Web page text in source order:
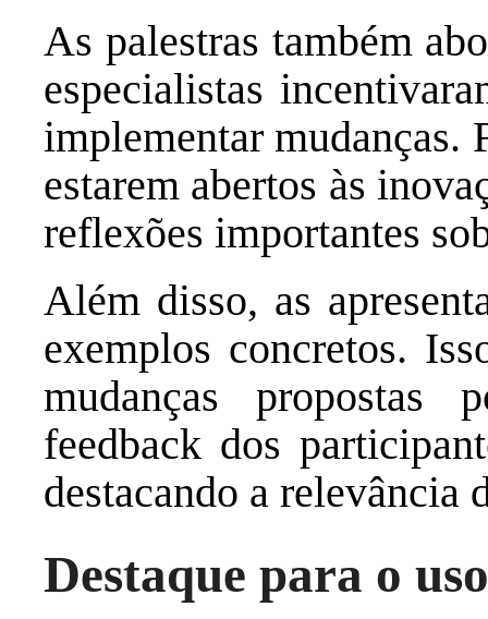
As palestras também
especialistas
implementar mudanças.
estarem abertos às
reflexões importantes
Além disso, as
exemplos concretos.
mudanças
feedback dos
destacando a relevância
Destaque para o